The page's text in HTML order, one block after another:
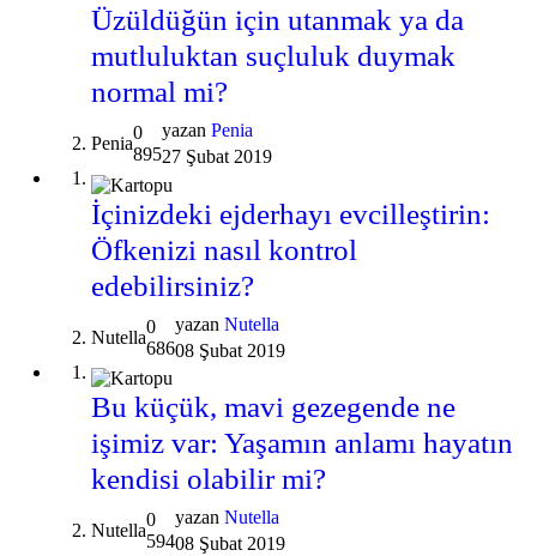
Üzüldüğün için utanmak ya da
mutluluktan suçluluk duymak
normal mi?
Penia
0
895
yazan Penia
27 Şubat 2019
İçinizdeki ejderhayı evcilleştirin:
Öfkenizi nasıl kontrol
edebilirsiniz?
Nutella
0
686
yazan Nutella
08 Şubat 2019
Bu küçük, mavi gezegende ne
işimiz var: Yaşamın anlamı hayatın
kendisi olabilir mi?
Nutella
0
594
yazan Nutella
08 Şubat 2019